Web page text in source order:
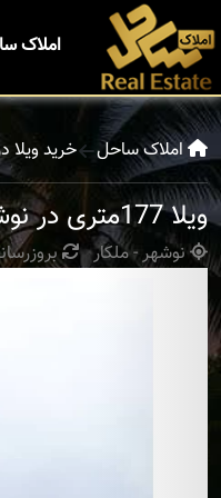
املاک
املاک ساحل خرید ویلا
ویلا 177متری در نوشهر سیسنگان روستای ملکار
نوشهر - ملکار بروزرسانی : 31